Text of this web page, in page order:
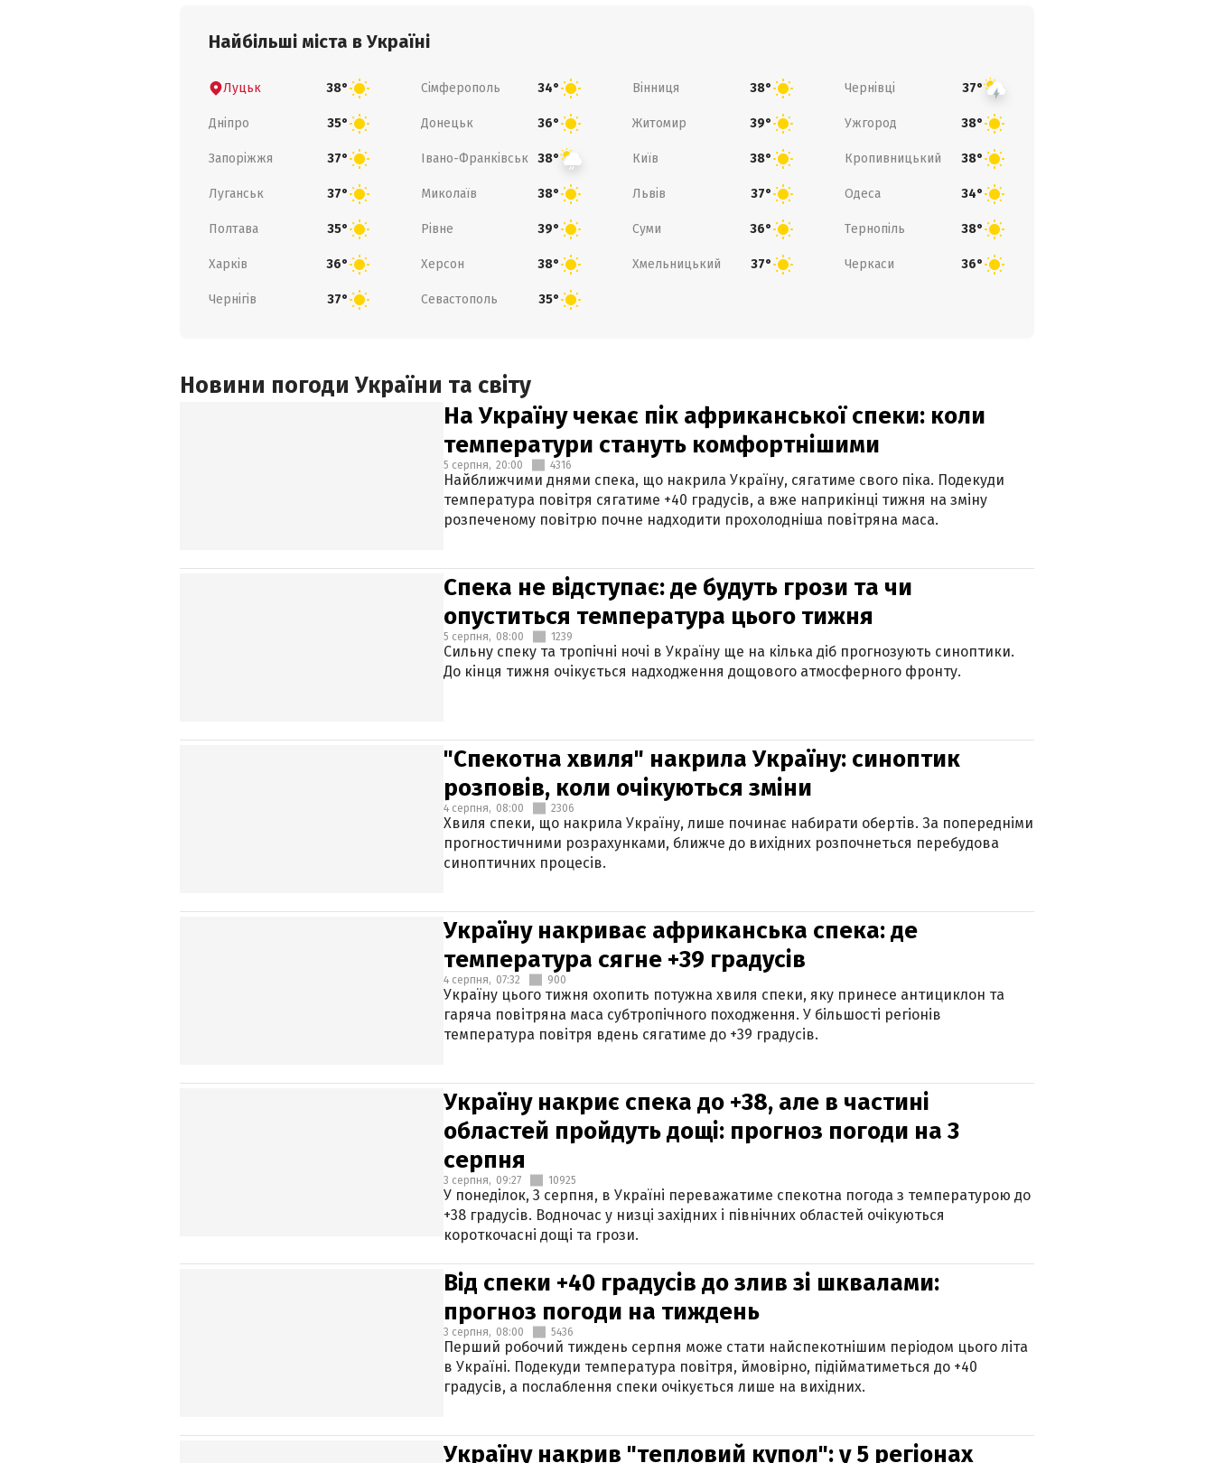
Найбільші міста в Україні
Луцьк 38° Сімферополь 34° Вінниця 38° Чернівці 37°
Дніпро 35° Донецьк 36° Житомир 39° Ужгород 38°
Запоріжжя 37° Івано-Франківськ 38° Київ 38° Кропивницький 38°
Луганськ 37° Миколаїв 38° Львів 37° Одеса 34°
Полтава 35° Рівне 39° Суми 36° Тернопіль 38°
Харків 36° Херсон 38° Хмельницький 37° Черкаси 36°
Чернігів 37° Севастополь 35°
Новини погоди України та світу
На Україну чекає пік африканської спеки: коли
температури стануть комфортнішими
5 серпня, 20:00 4316
Найближчими днями спека, що накрила Україну, сягатиме свого піка. Подекуди
температура повітря сягатиме +40 градусів, а вже наприкінці тижня на зміну
розпеченому повітрю почне надходити прохолодніша повітряна маса.
Спека не відступає: де будуть грози та чи
опуститься температура цього тижня
5 серпня, 08:00 1239
Сильну спеку та тропічні ночі в Україну ще на кілька діб прогнозують синоптики.
До кінця тижня очікується надходження дощового атмосферного фронту.
"Спекотна хвиля" накрила Україну: синоптик
розповів, коли очікуються зміни
4 серпня, 08:00 2306
Хвиля спеки, що накрила Україну, лише починає набирати обертів. За попередніми
прогностичними розрахунками, ближче до вихідних розпочнеться перебудова
синоптичних процесів.
Україну накриває африканська спека: де
температура сягне +39 градусів
4 серпня, 07:32 900
Україну цього тижня охопить потужна хвиля спеки, яку принесе антициклон та
гаряча повітряна маса субтропічного походження. У більшості регіонів
температура повітря вдень сягатиме до +39 градусів.
Україну накриє спека до +38, але в частині
областей пройдуть дощі: прогноз погоди на 3
серпня
3 серпня, 09:27 10925
У понеділок, 3 серпня, в Україні переважатиме спекотна погода з температурою до
+38 градусів. Водночас у низці західних і північних областей очікуються
короткочасні дощі та грози.
Від спеки +40 градусів до злив зі шквалами:
прогноз погоди на тиждень
3 серпня, 08:00 5436
Перший робочий тиждень серпня може стати найспекотнішим періодом цього літа
в Україні. Подекуди температура повітря, ймовірно, підійматиметься до +40
градусів, а послаблення спеки очікується лише на вихідних.
Україну накрив "тепловий купол": у 5 регіонах